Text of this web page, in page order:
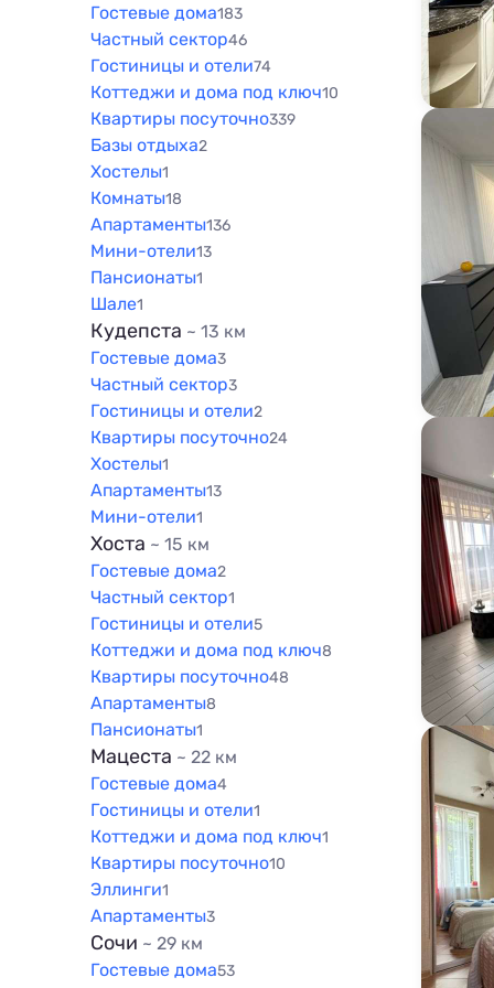
Гостевые дома183
Частный сектор46
Гостиницы и отели74
Коттеджи и дома под ключ10
Квартиры посуточно339
Базы отдыха2
Хостелы1
Комнаты18
Апартаменты136
Мини-отели13
Пансионаты1
Шале1
Кудепста ~ 13 км
Гостевые дома3
Частный сектор3
Гостиницы и отели2
Квартиры посуточно24
Хостелы1
Апартаменты13
Мини-отели1
Хоста ~ 15 км
Гостевые дома2
Частный сектор1
Гостиницы и отели5
Коттеджи и дома под ключ8
Квартиры посуточно48
Апартаменты8
Пансионаты1
Мацеста ~ 22 км
Гостевые дома4
Гостиницы и отели1
Коттеджи и дома под ключ1
Квартиры посуточно10
Эллинги1
Апартаменты3
Сочи ~ 29 км
Гостевые дома53